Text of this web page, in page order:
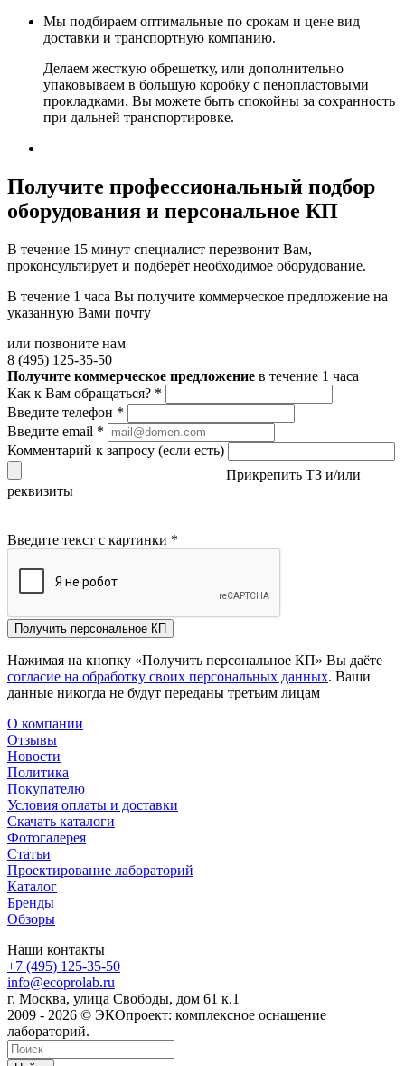
Мы подбираем оптимальные по срокам и цене вид
доставки и транспортную компанию.
Делаем жесткую обрешетку, или дополнительно
упаковываем в большую коробку с пенопластовыми
прокладками. Вы можете быть спокойны за сохранность
при дальней транспортировке.
Получите профессиональный подбор
оборудования и персональное КП
В течение 15 минут специалист перезвонит Вам,
проконсультирует и подберёт необходимое оборудование.
В течение 1 часа Вы получите коммерческое предложение на
указанную Вами почту
или позвоните нам
8 (495) 125-35-50
Получите коммерческое предложение в течение 1 часа
Как к Вам обращаться? *
Введите телефон *
Введите email *
Комментарий к запросу (если есть)
Прикрепить ТЗ и/или
реквизиты
Введите текст с картинки *
Получить персональное КП
Нажимая на кнопку «Получить персональное КП» Вы даёте
согласие на обработку своих персональных данных. Ваши
данные никогда не будут переданы третьим лицам
О компании
Отзывы
Новости
Политика
Покупателю
Условия оплаты и доставки
Скачать каталоги
Фотогалерея
Статьи
Проектирование лабораторий
Каталог
Бренды
Обзоры
Наши контакты
+7 (495) 125-35-50
info@ecoprolab.ru
г. Москва, улица Свободы, дом 61 к.1
2009 - 2026 © ЭКОпроект: комплексное оснащение
лабораторий.